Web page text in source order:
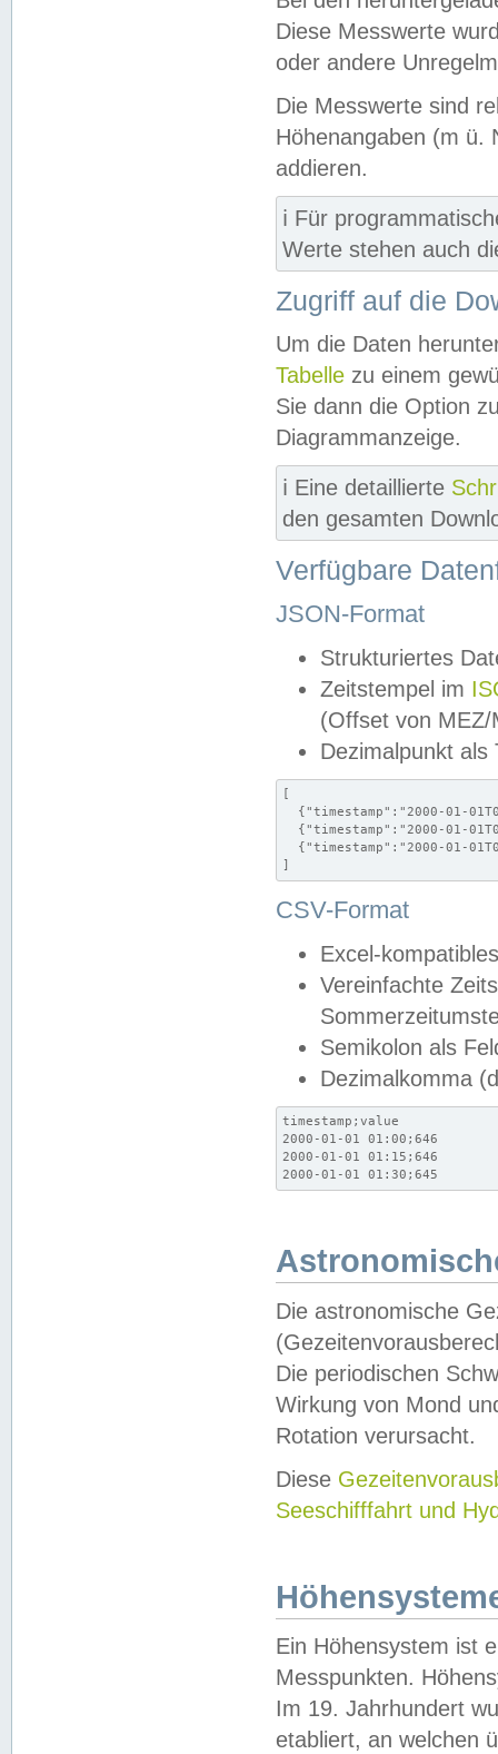
Diese Messwerte
oder andere
Die Messwerte sind
Höhenangaben (m ü.
addieren.
ℹ️ Für
Werte stehen auch
Zugriff auf die
Um die Daten
Tabelle zu einem
Sie dann die Option
Diagrammanzeige.
ℹ️ Eine detaillierte
den gesamten
Verfügbare
JSON-Format
Strukturiertes
Zeitstempel im
(Offset von MEZ/
Dezimalpunkt als
[
{"timestamp":"2000-01-
{"timestamp":"2000-01-
{"timestamp":"2000-01-
]
CSV-Format
Excel-
Vereinfachte
Semikolon als
Dezimalkomma
timestamp;value
2000-01-01 01:00;646
2000-01-01 01:15;646
2000-01-01 01:30;645
Die astronomische
Die periodischen
Wirkung von Mond
Rotation verursacht.
Diese
Seeschifffahrt und
Ein Höhensystem ist
Messpunkten.
Im 19. Jahrhundert
etabliert, an welchen